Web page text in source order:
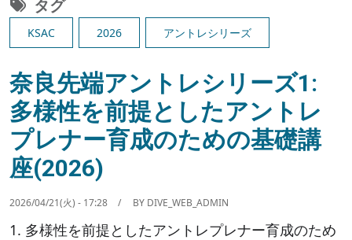
タグ
KSAC 2026 アントレシリーズ
奈良先端アントレシリーズ1:
多様性を前提としたアントレ
プレナー育成のための基礎講
座(2026)
2026/04/21(火) - 17:28 BY DIVE_WEB_ADMIN
1. 多様性を前提としたアントレプレナー育成のため